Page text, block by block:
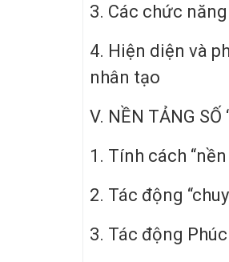
3. Các chức
4. Hiện diện và
nhân tạo
V. NỀN TẢNG SỐ
1. Tính cách
2. Tác động
3. Tác động